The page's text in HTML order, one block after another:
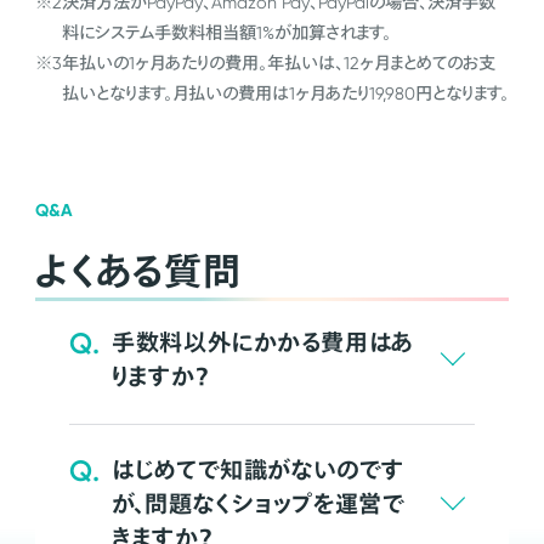
料にシステム手数料相当額1%が加算されます。
※3年払いの1ヶ月あたりの費用。年払いは、12ヶ月まとめてのお支
払いとなります。月払いの費用は1ヶ月あたり19,980円となります。
Q&A
よくある質問
Q. 手数料以外にかかる費用はあ
りますか？
Q. はじめてで知識がないのです
が、問題なくショップを運営で